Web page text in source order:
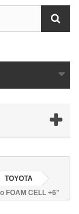
TOYOTA
FOAM CELL +6"